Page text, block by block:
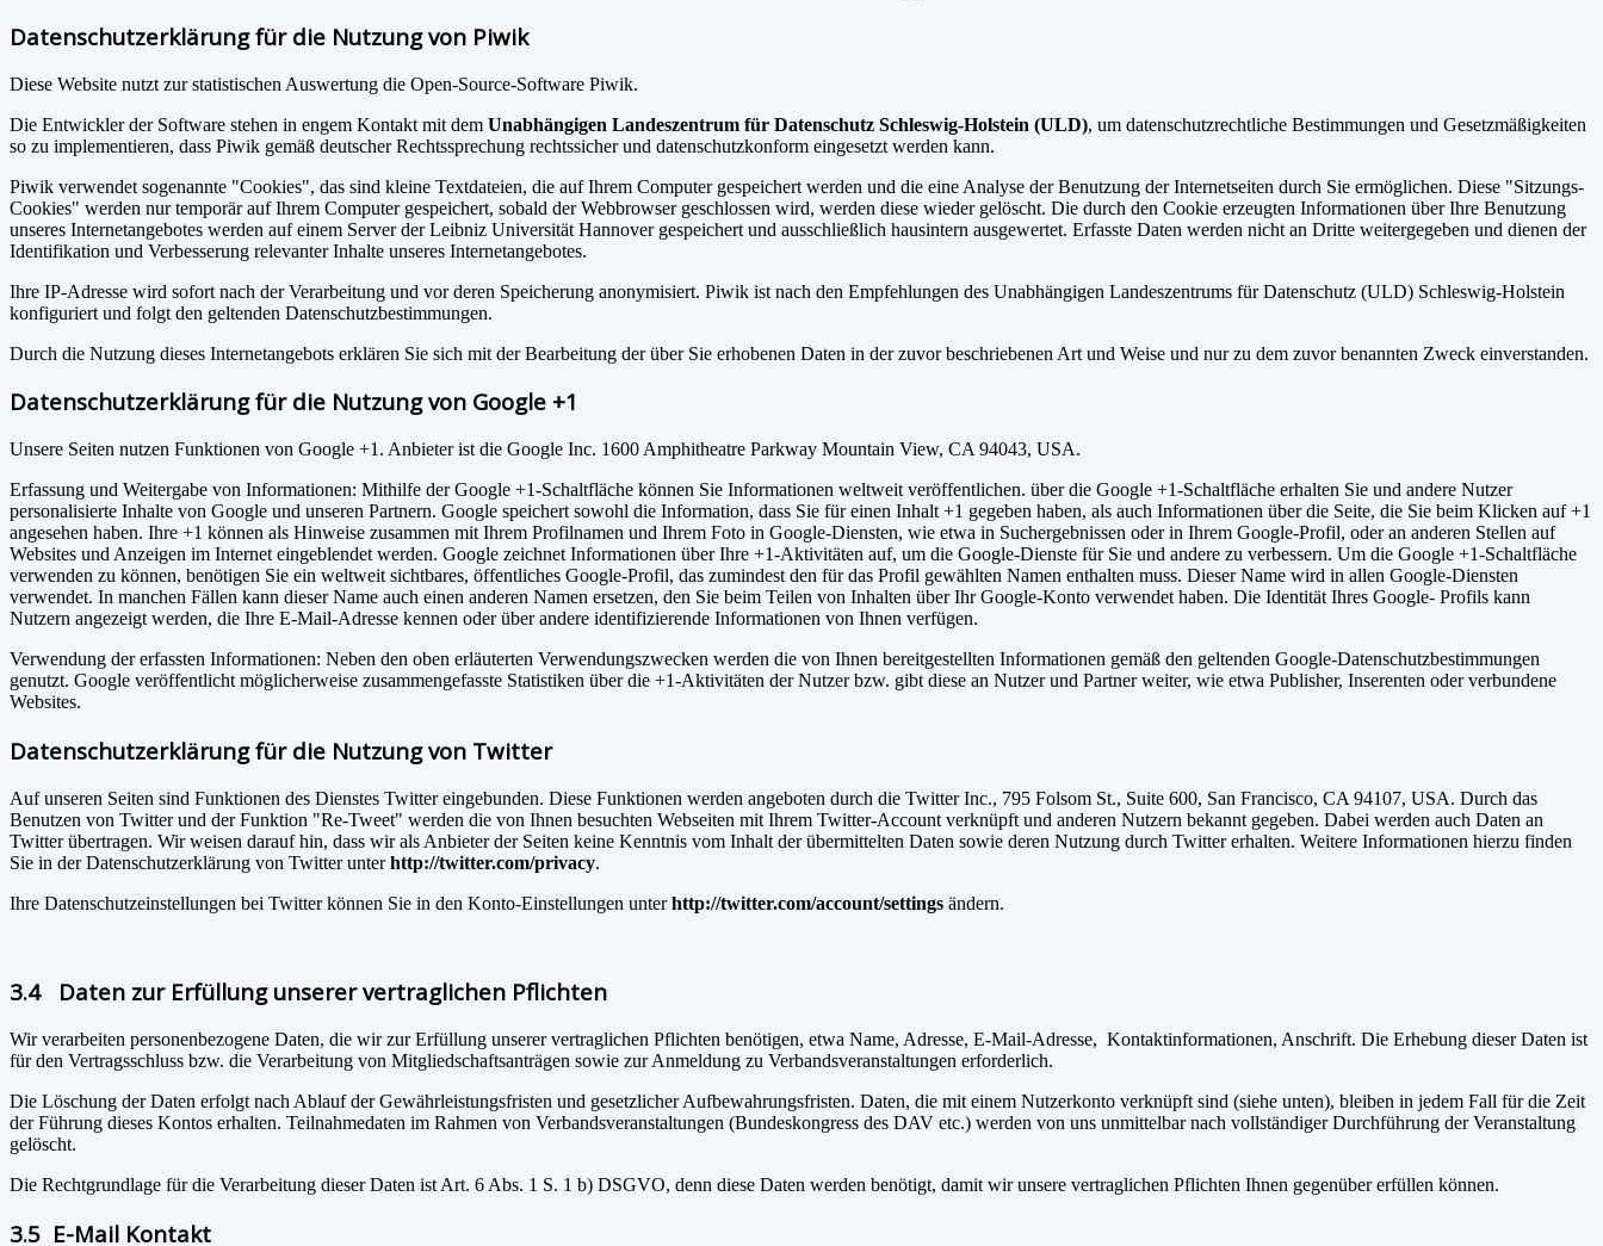
Datenschutzerklärung für die Nutzung von Piwik
Diese Website nutzt zur statistischen Auswertung die Open-Source-Software Piwik.
Die Entwickler der Software stehen in engem Kontakt mit dem Unabhängigen Landeszentrum für Datenschutz Schleswig-Holstein (ULD), um datenschutzrechtliche Bestimmungen und Gesetzmäßigkeiten
so zu implementieren, dass Piwik gemäß deutscher Rechtssprechung rechtssicher und datenschutzkonform eingesetzt werden kann.
Piwik verwendet sogenannte "Cookies", das sind kleine Textdateien, die auf Ihrem Computer gespeichert werden und die eine Analyse der Benutzung der Internetseiten durch Sie ermöglichen. Diese "Sitzungs-
Cookies" werden nur temporär auf Ihrem Computer gespeichert, sobald der Webbrowser geschlossen wird, werden diese wieder gelöscht. Die durch den Cookie erzeugten Informationen über Ihre Benutzung
unseres Internetangebotes werden auf einem Server der Leibniz Universität Hannover gespeichert und ausschließlich hausintern ausgewertet. Erfasste Daten werden nicht an Dritte weitergegeben und dienen der
Identifikation und Verbesserung relevanter Inhalte unseres Internetangebotes.
Ihre IP-Adresse wird sofort nach der Verarbeitung und vor deren Speicherung anonymisiert. Piwik ist nach den Empfehlungen des Unabhängigen Landeszentrums für Datenschutz (ULD) Schleswig-Holstein
konfiguriert und folgt den geltenden Datenschutzbestimmungen.
Durch die Nutzung dieses Internetangebots erklären Sie sich mit der Bearbeitung der über Sie erhobenen Daten in der zuvor beschriebenen Art und Weise und nur zu dem zuvor benannten Zweck einverstanden.
Datenschutzerklärung für die Nutzung von Google +1
Unsere Seiten nutzen Funktionen von Google +1. Anbieter ist die Google Inc. 1600 Amphitheatre Parkway Mountain View, CA 94043, USA.
Erfassung und Weitergabe von Informationen: Mithilfe der Google +1-Schaltfläche können Sie Informationen weltweit veröffentlichen. über die Google +1-Schaltfläche erhalten Sie und andere Nutzer
personalisierte Inhalte von Google und unseren Partnern. Google speichert sowohl die Information, dass Sie für einen Inhalt +1 gegeben haben, als auch Informationen über die Seite, die Sie beim Klicken auf +1
angesehen haben. Ihre +1 können als Hinweise zusammen mit Ihrem Profilnamen und Ihrem Foto in Google-Diensten, wie etwa in Suchergebnissen oder in Ihrem Google-Profil, oder an anderen Stellen auf
Websites und Anzeigen im Internet eingeblendet werden. Google zeichnet Informationen über Ihre +1-Aktivitäten auf, um die Google-Dienste für Sie und andere zu verbessern. Um die Google +1-Schaltfläche
verwenden zu können, benötigen Sie ein weltweit sichtbares, öffentliches Google-Profil, das zumindest den für das Profil gewählten Namen enthalten muss. Dieser Name wird in allen Google-Diensten
verwendet. In manchen Fällen kann dieser Name auch einen anderen Namen ersetzen, den Sie beim Teilen von Inhalten über Ihr Google-Konto verwendet haben. Die Identität Ihres Google- Profils kann
Nutzern angezeigt werden, die Ihre E-Mail-Adresse kennen oder über andere identifizierende Informationen von Ihnen verfügen.
Verwendung der erfassten Informationen: Neben den oben erläuterten Verwendungszwecken werden die von Ihnen bereitgestellten Informationen gemäß den geltenden Google-Datenschutzbestimmungen
genutzt. Google veröffentlicht möglicherweise zusammengefasste Statistiken über die +1-Aktivitäten der Nutzer bzw. gibt diese an Nutzer und Partner weiter, wie etwa Publisher, Inserenten oder verbundene
Websites.
Datenschutzerklärung für die Nutzung von Twitter
Auf unseren Seiten sind Funktionen des Dienstes Twitter eingebunden. Diese Funktionen werden angeboten durch die Twitter Inc., 795 Folsom St., Suite 600, San Francisco, CA 94107, USA. Durch das
Benutzen von Twitter und der Funktion "Re-Tweet" werden die von Ihnen besuchten Webseiten mit Ihrem Twitter-Account verknüpft und anderen Nutzern bekannt gegeben. Dabei werden auch Daten an
Twitter übertragen. Wir weisen darauf hin, dass wir als Anbieter der Seiten keine Kenntnis vom Inhalt der übermittelten Daten sowie deren Nutzung durch Twitter erhalten. Weitere Informationen hierzu finden
Sie in der Datenschutzerklärung von Twitter unterhttp://twitter.com/privacy.
Ihre Datenschutzeinstellungen bei Twitter können Sie in den Konto-Einstellungen unterhttp://twitter.com/account/settings ändern.
3.4 Daten zur Erfüllung unserer vertraglichen Pflichten
Wir verarbeiten personenbezogene Daten, die wir zur Erfüllung unserer vertraglichen Pflichten benötigen, etwa Name, Adresse, E-Mail-Adresse, Kontaktinformationen, Anschrift. Die Erhebung dieser Daten ist
für den Vertragsschluss bzw. die Verarbeitung von Mitgliedschaftsanträgen sowie zur Anmeldung zu Verbandsveranstaltungen erforderlich.
Die Löschung der Daten erfolgt nach Ablauf der Gewährleistungsfristen und gesetzlicher Aufbewahrungsfristen. Daten, die mit einem Nutzerkonto verknüpft sind (siehe unten), bleiben in jedem Fall für die Zeit
der Führung dieses Kontos erhalten. Teilnahmedaten im Rahmen von Verbandsveranstaltungen (Bundeskongress des DAV etc.) werden von uns unmittelbar nach vollständiger Durchführung der Veranstaltung
gelöscht.
Die Rechtgrundlage für die Verarbeitung dieser Daten ist Art. 6 Abs. 1 S. 1 b) DSGVO, denn diese Daten werden benötigt, damit wir unsere vertraglichen Pflichten Ihnen gegenüber erfüllen können.
3.5 E-Mail Kontakt